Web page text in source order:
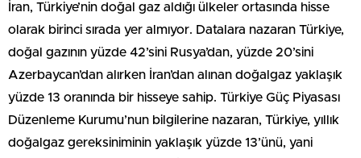
İran, Türkiye’nin doğal gaz aldığı ülkeler ortasında hisse
olarak birinci sırada yer almıyor. Datalara nazaran Türkiye,
doğal gazının yüzde 42’sini Rusya’dan, yüzde 20’sini
Azerbaycan’dan alırken İran’dan alınan doğalgaz yaklaşık
yüzde 13 oranında bir hisseye sahip. Türkiye Güç Piyasası
Düzenleme Kurumu’nun bilgilerine nazaran, Türkiye, yıllık
doğalgaz gereksiniminin yaklaşık yüzde 13’ünü, yani